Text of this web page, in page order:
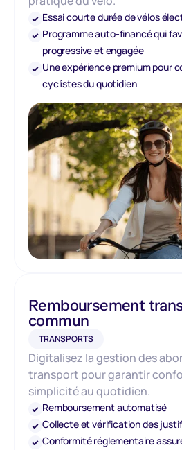
Essai courte durée de vélos
Programme auto-financé qui
progressive et engagée
Une expérience premium pour
cyclistes du quotidien
Remboursement
commun
TRANSPORTS
Digitalisez la gestion des
transport pour garantir
simplicité au quotidien.
Remboursement automatisé
Collecte et vérification des
Conformité réglementaire